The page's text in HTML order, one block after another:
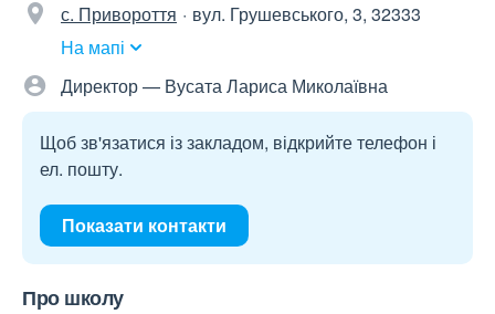
с. Привороття
вул. Грушевського, 3, 32333
На мапі
Директор — Вусата Лариса Миколаївна
Щоб зв'язатися із закладом, відкрийте телефон і
ел. пошту.
Показати контакти
Про школу